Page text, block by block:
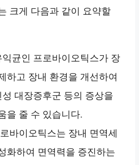
크게 다음과 같이 요약할
균인 프로바이오틱스가 장
하고 장내 환경을 개선하여
대장증후군 등의 증상을
을 줄 수 있습니다.
바이오틱스는 장내 면역세
화하여 면역력을 증진하는